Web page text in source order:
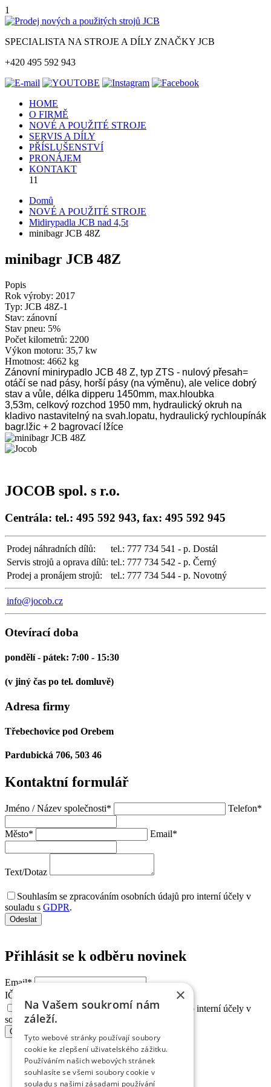
1
SPECIALISTA NA STROJE A DÍLY ZNAČKY JCB
+420 495 592 943
HOME
O FIRMĚ
NOVÉ A POUŽITÉ STROJE
SERVIS A DÍLY
PŘÍSLUŠENSTVÍ
PRONÁJEM
KONTAKT
11
Domů
NOVÉ A POUŽITÉ STROJE
Midirypadla JCB nad 4,5t
minibagr JCB 48Z
minibagr JCB 48Z
Popis
Rok výroby: 2017
Typ: JCB 48Z-1
Stav: zánovní
Stav pneu: 5%
Počet kilometrů: 2200
Výkon motoru: 35,7 kw
Hmotnost: 4662 kg
Zánovní minirypadlo JCB 48 Z, typ ZTS - nulový přesah=
otáčí se nad pásy, horší pásy (na výměnu), ale velice dobrý
stav a vůle, délka dipperu 1450mm, max.hloubka
3,53m, celkový rozchod 1950 mm, hydraulický okruh na
kladivo nastavitelný na svah.lopatu, hydraulický rychloupínák
bagr.lžic + 2 bagrovací lžíce
JOCOB spol. s r.o.
Centrála: tel.: 495 592 943, fax: 495 592 945
Prodej náhradních dílů:
tel.: 777 734 541 - p. Dostál
Servis strojů a oprava dílů: tel.: 777 734 542 - p. Černý
Prodej a pronájem strojů:
tel.: 777 734 544 - p. Novotný
info@jocob.cz
Otevírací doba
pondělí - pátek: 7:00 - 15:30
(v jiný čas po tel. domluvě)
Adresa firmy
Třebechovice pod Orebem
Pardubická 706, 503 46
Kontaktní formulář
Jméno / Název společnosti* Telefon*
Město* Email*
Text/Dotaz
Souhlasím se zpracováním osobních údajů pro interní účely v
souladu s GDPR.
Přihlásit se k odběru novinek
Email*
IČ
Souhlasím se zpracováním osobních údajů pro interní účely v
souladu sGDPR
×
Na Vašem soukromí nám
záleží.
Tyto webové stránky používají soubory
cookie ke zlepšení uživatelského zážitku.
Používáním našich webových stránek
souhlasíte se všemi soubory cookie v
souladu s našimi zásadami používání